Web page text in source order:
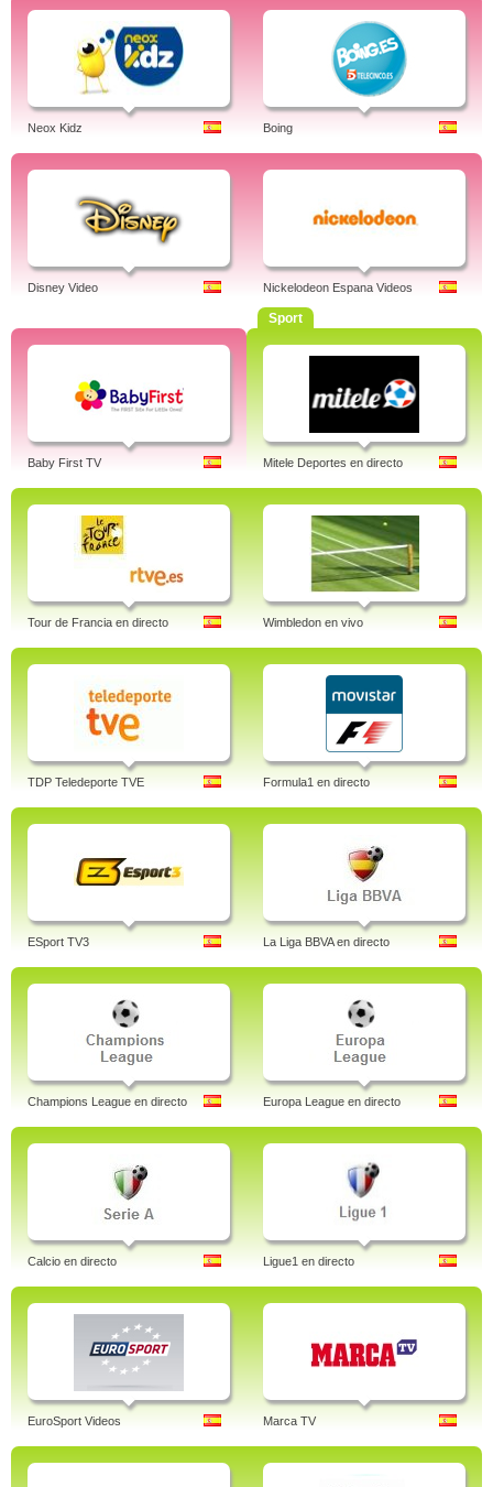
Neox Kidz Boing
Disney Video Nickelodeon Espana Videos
Baby First TV
Sport
Mitele Deportes en directo
Tour de Francia en directo Wimbledon en vivo
TDP Teledeporte TVE Formula1 en directo
ESport TV3 La Liga BBVA en directo
Champions League en directo Europa League en directo
Calcio en directo Ligue1 en directo
EuroSport Videos Marca TV